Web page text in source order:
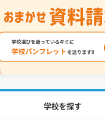
学校を探す